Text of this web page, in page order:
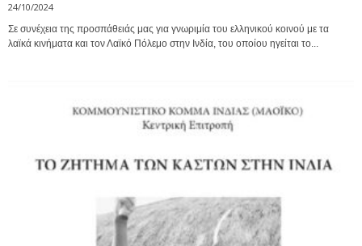
24/10/2024
Σε συνέχεια της προσπάθειάς μας για γνωριμία του ελληνικού κοινού με τα
λαϊκά κινήματα και τον Λαϊκό Πόλεμο στην Ινδία, του οποίου ηγείται το...